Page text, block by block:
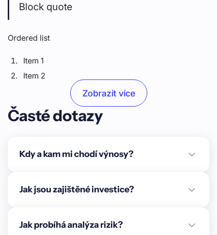
Block quote
Ordered list
Item 1
Item 2
Unordered list
Item B
Text link
Emphasis
Zobrazit více
Časté dotazy
Kdy a kam mi chodí výnosy?
Jak jsou zajištěné investice?
Jak probíhá analýza rizik?